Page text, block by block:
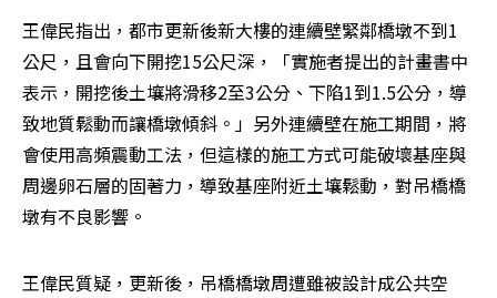
王偉民指出，都市更新後新大樓的連續壁緊鄰橋墩不到1
公尺，且會向下開挖15公尺深，「實施者提出的計畫書中
表示，開挖後土壤將滑移2至3公分、下陷1到1.5公分，導
致地質鬆動而讓橋墩傾斜。」另外連續壁在施工期間，將
會使用高頻震動工法，但這樣的施工方式可能破壞基座與
周邊卵石層的固著力，導致基座附近土壤鬆動，對吊橋橋
墩有不良影響。
王偉民質疑，更新後，吊橋橋墩周遭雖被設計成公共空